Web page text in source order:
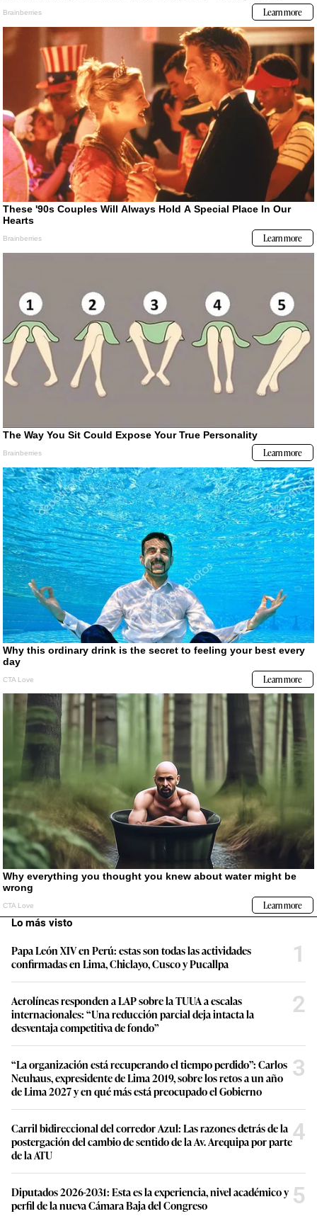
Lo más visto
Papa León XIV en Perú: estas son todas las actividades
confirmadas en Lima, Chiclayo, Cusco y Pucallpa
1
Aerolíneas responden a LAP sobre la TUUA a escalas
internacionales: “Una reducción parcial deja intacta la
desventaja competitiva de fondo”
2
“La organización está recuperando el tiempo perdido”: Carlos
Neuhaus, expresidente de Lima 2019, sobre los retos a un año
de Lima 2027 y en qué más está preocupado el Gobierno
3
Carril bidireccional del corredor Azul: Las razones detrás de la
postergación del cambio de sentido de la Av. Arequipa por parte
de la ATU
4
Diputados 2026-2031: Esta es la experiencia, nivel académico y
perfil de la nueva Cámara Baja del Congreso
5